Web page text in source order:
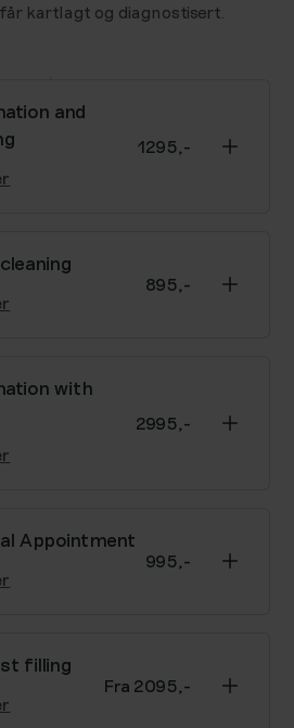
får kartlagt og diagnostisert.
and
1295,-
895,-
with
2995,-
Appointment
995,-
filling
Fra 2095,-